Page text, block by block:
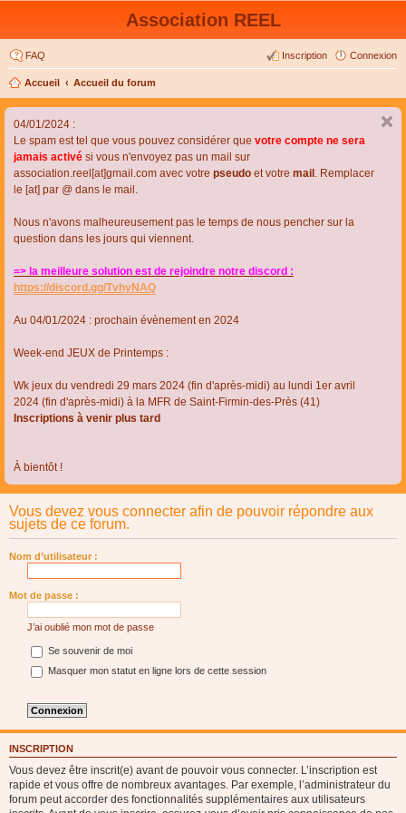
Association REEL
FAQ Connexion
Inscription
Accueil Accueil du forum
04/01/2024 :
Le spam est tel que vous pouvez considérer que votre compte ne sera
jamais activé si vous n'envoyez pas un mail sur
association.reel[at]gmail.com avec votre pseudo et votre mail . Remplacer
le [at] par @ dans le mail.
Nous n'avons malheureusement pas le temps de nous pencher sur la
question dans les jours qui viennent.
=> la meilleure solution est de rejoindre notre discord :
https://discord.gg/TvhyNAQ
Au 04/01/2024 : prochain évènement en 2024
Week-end JEUX de Printemps :
Wk jeux du vendredi 29 mars 2024 (fin d'après-midi) au lundi 1er avril
2024 (fin d'après-midi) à la MFR de Saint-Firmin-des-Près (41)
Inscriptions à venir plus tard
À bientôt !
Vous devez vous connecter afin de pouvoir répondre aux
sujets de ce forum.
Nom d’utilisateur :
Mot de passe :
J’ai oublié mon mot de passe
Se souvenir de moi
Masquer mon statut en ligne lors de cette session
INSCRIPTION
Vous devez être inscrit(e) avant de pouvoir vous connecter. L’inscription est
rapide et vous offre de nombreux avantages. Par exemple, l’administrateur du
forum peut accorder des fonctionnalités supplémentaires aux utilisateurs